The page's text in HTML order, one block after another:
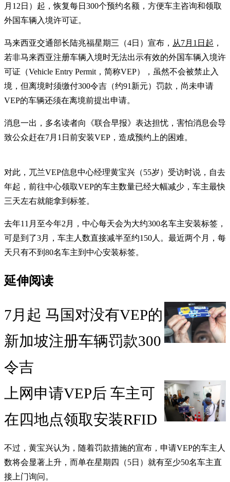
月12日）起，恢复每日300个预约名额，方便车主咨询和领取
外国车辆入境许可证。
马来西亚交通部长陆兆福星期三（4日）宣布， 从7月1日起 ，
若非马来西亚注册车辆入境时无法出示有效的外国车辆入境许
可证（Vehicle Entry Permit，简称VEP），虽然不会被禁止入
境，但离境时须缴付300令吉（约91新元）罚款，尚未申请
VEP的车辆还须在离境前提出申请。
消息一出，多名读者向《联合早报》表达担忧，害怕消息会导
致公众赶在7月1日前安装VEP，造成预约上的困难。
对此，兀兰VEP信息中心经理黄宝兴（55岁）受访时说，自去
年起，前往中心领取VEP的车主数量已经大幅减少，车主最快
三天左右就能拿到标签。
去年11月至今年2月，中心每天会为大约300名车主安装标签，
可是到了3月，车主人数直接减半至约150人。最近两个月，每
天只有不到80名车主到中心安装标签。
延伸阅读
7月起 马国对没有VEP的
新加坡注册车辆罚款300
令吉
上网申请VEP后 车主可
在四地点领取安装RFID
不过，黄宝兴认为，随着罚款措施的宣布，申请VEP的车主人
数将会显著上升，而单在星期四（5日）就有至少50名车主直
接上门询问。